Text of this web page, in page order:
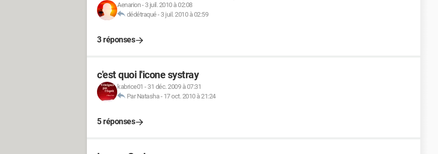
Aenarion- 3 juil. 2010 à 02:08
dédétraqué- 3 juil. 2010 à 02:59
3 réponses
c'est quoi l'icone systray
kabrice01 - 31 déc. 2009 à 07:31
Par Natasha- 17 oct. 2010 à 21:24
5 réponses